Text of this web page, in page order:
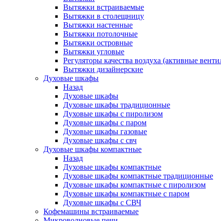
Вытяжки встраиваемые
Вытяжки в столещницу
Вытяжки настенные
Вытяжки потолочные
Вытяжки островные
Вытяжки угловые
Регуляторы качества воздуха (активные
Вытяжки дизайнерские
Духовые шкафы
Назад
Духовые шкафы
Духовые шкафы традиционные
Духовые шкафы с пиролизом
Духовые шкафы с паром
Духовые шкафы газовые
Духовые шкафы с свч
Духовые шкафы компактные
Назад
Духовые шкафы компактные
Духовые шкафы компактные традиционные
Духовые шкафы компактные с пиролизом
Духовые шкафы компактные с паром
Духовые шкафы с СВЧ
Кофемашины встраиваемые